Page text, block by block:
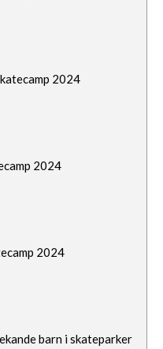
2024
2024
2024
barn i skateparker